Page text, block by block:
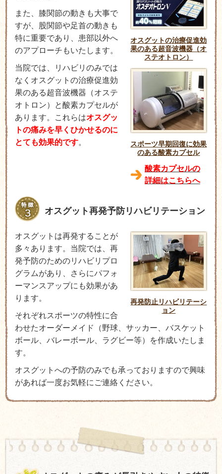
オスグットの治療促進効
果のある超音波機器（オ
ステオトロン）
スポーツ早期回復に効果
のある酸素カプセル
酸素カプセルの
詳細はこちらへ
また、膝関節の動きも大事で
すが、股関節や足首の動きも
特に重要であり、患部以外へ
のアプローチもいたします。
当院では、リハビリのみでは
なくオスグットの治療促進効
果のある超音波機器（オステ
オトロン）と酸素カプセルが
あります。これらはオスグッ
トの痛みを早くひかせるのに
とても効果的です。
オスグット再発予防リハビリテーション
再発防止リハビリテーシ
ョン
オスグットは再発することが
多々あります。当院では、再
発予防のためのリハビリプロ
グラムがあり、さらにパフォ
ーマンスアップにも効果があ
ります。
それぞれスポーツの特性に合
わせたオーダーメイド（野球、サッカー、バスケット
ボール、バレーボール、ラグビー等）を作成いたしま
す。
オスグットへの予防のみでも承っておりますので興味
があれば一度お気軽にご連絡ください。